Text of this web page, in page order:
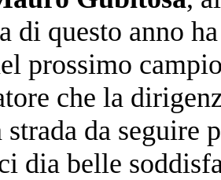
di questo anno
prossimo
che la
strada da seguire
dia belle